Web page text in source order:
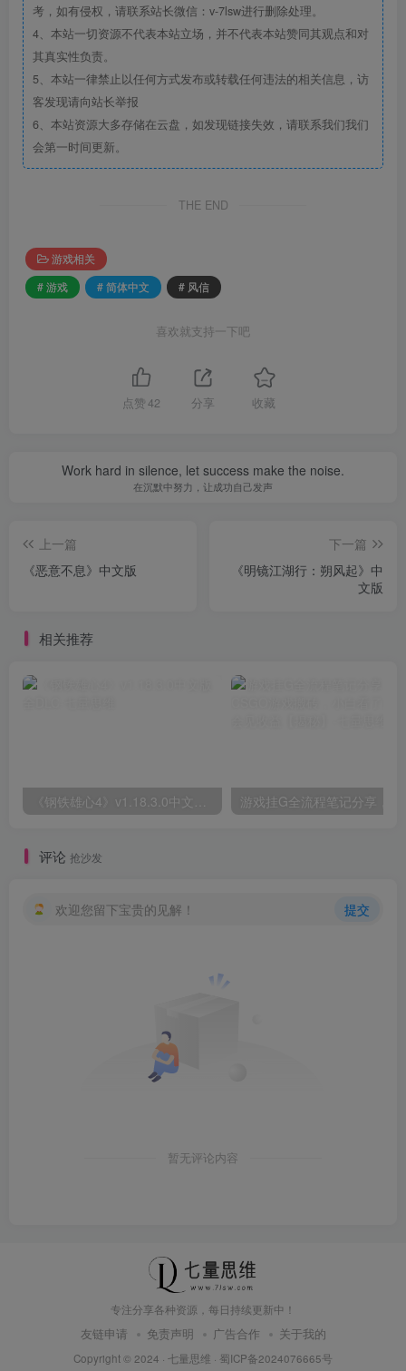
考，如有侵权，请联系站长微信：v-7lsw进行删除处理。
4、本站一切资源不代表本站立场，并不代表本站赞同其观点和对
其真实性负责。
5、本站一律禁止以任何方式发布或转载任何违法的相关信息，访
客发现请向站长举报
6、本站资源大多存储在云盘，如发现链接失效，请联系我们我们
会第一时间更新。
THE END
游戏相关
# 游戏
# 简体中文 # 风信
喜欢就支持一下吧
点赞 42 分享 收藏
Work hard in silence, let success make the noise.
在沉默中努力，让成功自己发声
上一篇
《恶意不息》中文版
下一篇
《明镜江湖行：朔风起》中
文版
相关推荐
《钢铁雄心4》v1.18.3.0中文版全DLC
评论 抢沙发
欢迎您留下宝贵的见解！ 提交
暂无评论内容
专注分享各种资源，每日持续更新中！
友链申请 免责声明 广告合作 关于我的
Copyright © 2024 · 七量思维 · 蜀ICP备2024076665号